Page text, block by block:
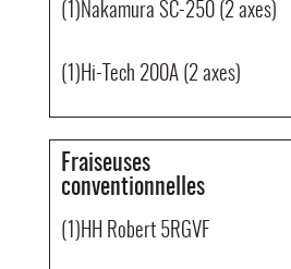
(1)Nakamura SC-250 (2 axes)
(1)Hi-Tech 200A (2 axes)
Fraiseuses
conventionnelles
(1)HH Robert 5RGVF